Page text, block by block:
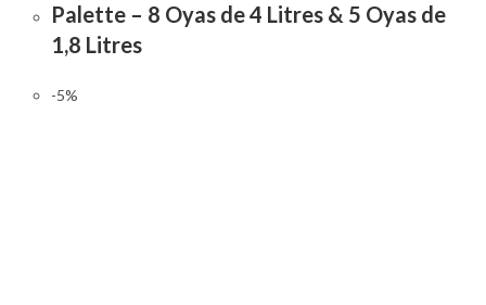
Palette – 8 Oyas de 4 Litres & 5 Oyas de
1,8 Litres
-5%